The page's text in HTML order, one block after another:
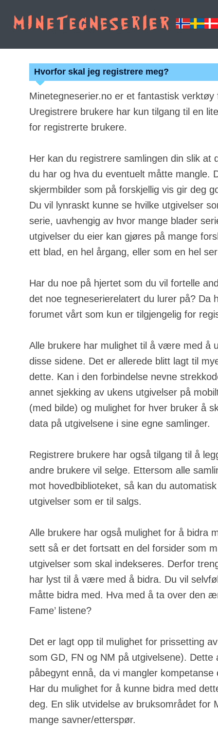
Hvorfor skal jeg registrere meg?
Minetegneserier.no er et fantastisk
Uregistrere brukere har kun tilgang til en
for registrerte brukere.
Her kan du registrere samlingen din slik at
du har og hva du eventuelt måtte mangle.
skjermbilder som på forskjellig vis gir deg
Du vil lynraskt kunne se hvilke utgivelser
serie, uavhengig av hvor mange blader
utgivelser du eier kan gjøres på mange
ett blad, en hel årgang, eller som en hel
Har du noe på hjertet som du vil fortelle
det noe tegneserierelatert du lurer på? Da
forumet vårt som kun er tilgjengelig for
Alle brukere har mulighet til å være med å
disse sidene. Det er allerede blitt lagt til
dette. Kan i den forbindelse nevne
annet sjekking av ukens utgivelser på
(med bilde) og mulighet for hver bruker å
data på utgivelsene i sine egne samlinger.
Registrere brukere har også tilgang til å
andre brukere vil selge. Ettersom alle
mot hovedbiblioteket, så kan du
utgivelser som er til salgs.
Alle brukere har også mulighet for å bidra
sett så er det fortsatt en del forsider som
utgivelser som skal indekseres. Derfor
har lyst til å være med å bidra. Du vil
måtte bidra med. Hva med å ta over den
Fame’ listene?
Det er lagt opp til mulighet for prissetting
som GD, FN og NM på utgivelsene). Dette
påbegynt ennå, da vi mangler
Har du mulighet for å kunne bidra med
deg. En slik utvidelse av bruksområdet for
mange savner/etterspør.